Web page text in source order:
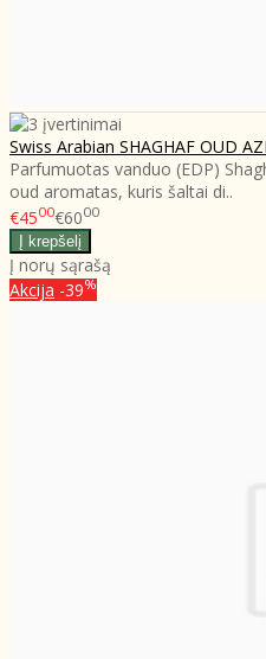
Swiss Arabian SHAGHAF OUD
Parfumuotas vanduo (EDP)
oud aromatas, kuris šaltai di..
€4500€6000
Į norų sąrašą
Akcija -39%